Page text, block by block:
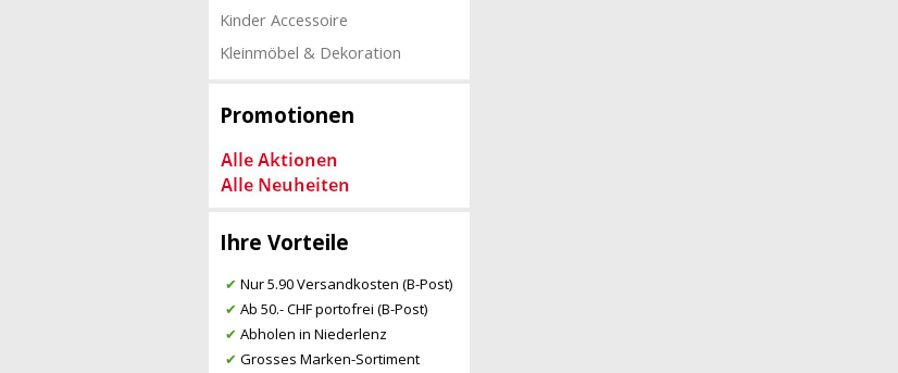
Kinder Accessoire
Kleinmöbel & Dekoration
Promotionen
Ihre Vorteile
✔ Nur 5.90 Versandkosten (B-Post)
✔ Ab 50.- CHF portofrei (B-Post)
✔ Abholen in Niederlenz
✔ Grosses Marken-Sortiment